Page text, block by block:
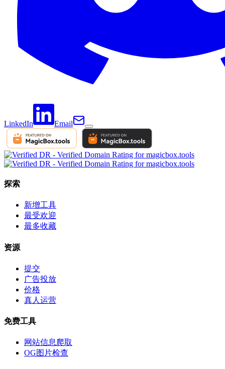
LinkedIn Email
探索
新增工具
最受欢迎
最多收藏
资源
提交
广告投放
价格
真人运营
免费工具
网站信息爬取
OG图片检查